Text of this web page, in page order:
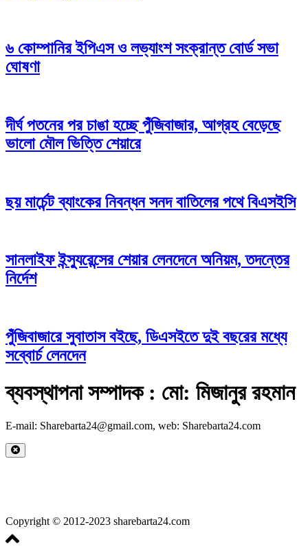
৬ কোম্পানির ইপিএস ও লভ্যাংশ সংক্রান্ত বোর্ড সভা
ঘোষণা
দীর্ঘ পতনের পর চাঙা হচ্ছে পুঁজিবাজার, আগ্রহ বেড়েছে
ভালো মৌল ভিত্তি শেয়ারে
ছয় মার্চেন্ট ব্যাংকের নিবন্ধন সনদ বাতিলের পথে বিএসইসি
সানলাইফ ইন্স্যুরেন্সের শেয়ার লেনদেনে অনিয়ম, তদন্তের
নির্দেশ
পুঁজিবাজারে সুবাতাস বইছে, ডিএসইতে দুই বছরের মধ্যে
সব্বোর্চ লেনদেন
ব্যবস্থাপনা সম্পাদক : মো: মিজানুর রহমান
E-mail: Sharebarta24@gmail.com, web: Sharebarta24.com
Copyright © 2012-2023 sharebarta24.com